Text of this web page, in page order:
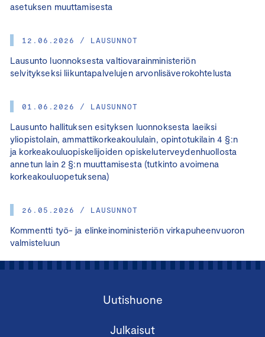
asetuksen muuttamisesta
12.06.2026 / LAUSUNNOT
Lausunto luonnoksesta valtiovarainministeriön
selvitykseksi liikuntapalvelujen arvonlisäverokohtelusta
01.06.2026 / LAUSUNNOT
Lausunto hallituksen esityksen luonnoksesta laeiksi
yliopistolain, ammattikorkeakoululain, opintotukilain 4 §:n
ja korkeakouluopiskelijoiden opiskeluterveydenhuollosta
annetun lain 2 §:n muuttamisesta (tutkinto avoimena
korkeakouluopetuksena)
26.05.2026 / LAUSUNNOT
Kommentti työ- ja elinkeinoministeriön virkapuheenvuoron
valmisteluun
Uutishuone
Julkaisut